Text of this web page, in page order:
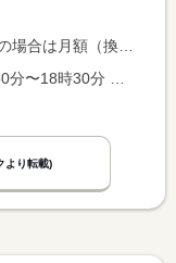
合は時間額を表示しています。
より転載)